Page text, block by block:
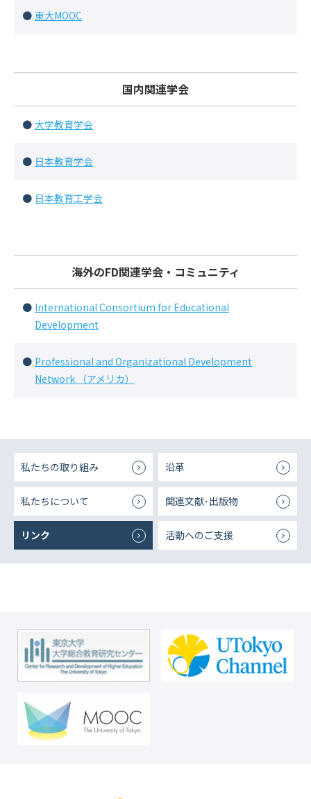
東大MOOC
国内関連学会
大学教育学会
日本教育学会
日本教育工学会
海外のFD関連学会・コミュニティ
International Consortium for Educational
Development
Professional and Organizational Development
Network （アメリカ）
私たちの取り組み 沿革
私たちについて 関連文献･出版物
リンク 活動へのご支援